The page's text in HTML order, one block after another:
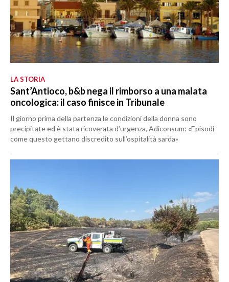
LA STORIA
Sant’Antioco, b&b nega il rimborso a una malata
oncologica: il caso finisce in Tribunale
Il giorno prima della partenza le condizioni della donna sono
precipitate ed è stata ricoverata d’urgenza, Adiconsum: «Episodi
come questo gettano discredito sull’ospitalità sarda»